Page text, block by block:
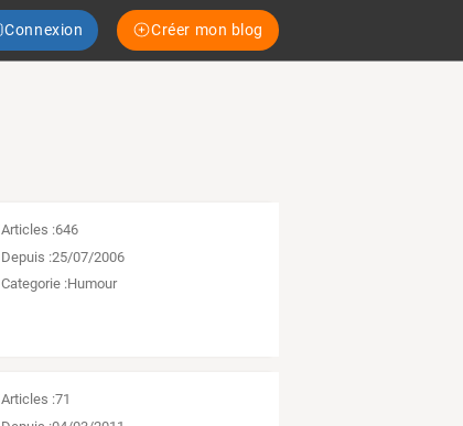
Connexion Créer mon blog
Articles :646
Depuis :25/07/2006
Categorie :Humour
Articles :71